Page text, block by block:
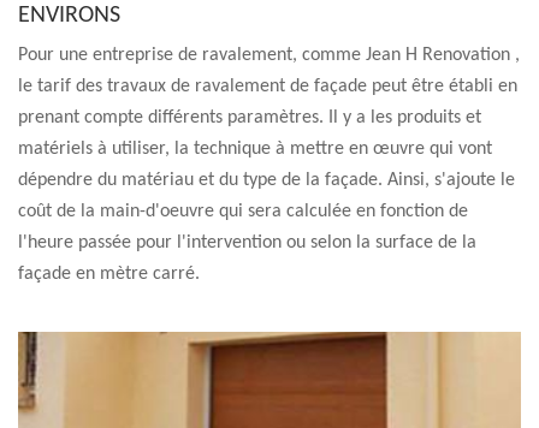
ENVIRONS
Pour une entreprise de ravalement, comme Jean H Renovation ,
le tarif des travaux de ravalement de façade peut être établi en
prenant compte différents paramètres. Il y a les produits et
matériels à utiliser, la technique à mettre en œuvre qui vont
dépendre du matériau et du type de la façade. Ainsi, s'ajoute le
coût de la main-d'oeuvre qui sera calculée en fonction de
l'heure passée pour l'intervention ou selon la surface de la
façade en mètre carré.